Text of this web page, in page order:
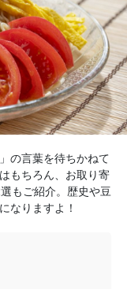
の言葉を待ちかねて
もちろん、お取り寄
もご紹介。歴史や豆
なりますよ！